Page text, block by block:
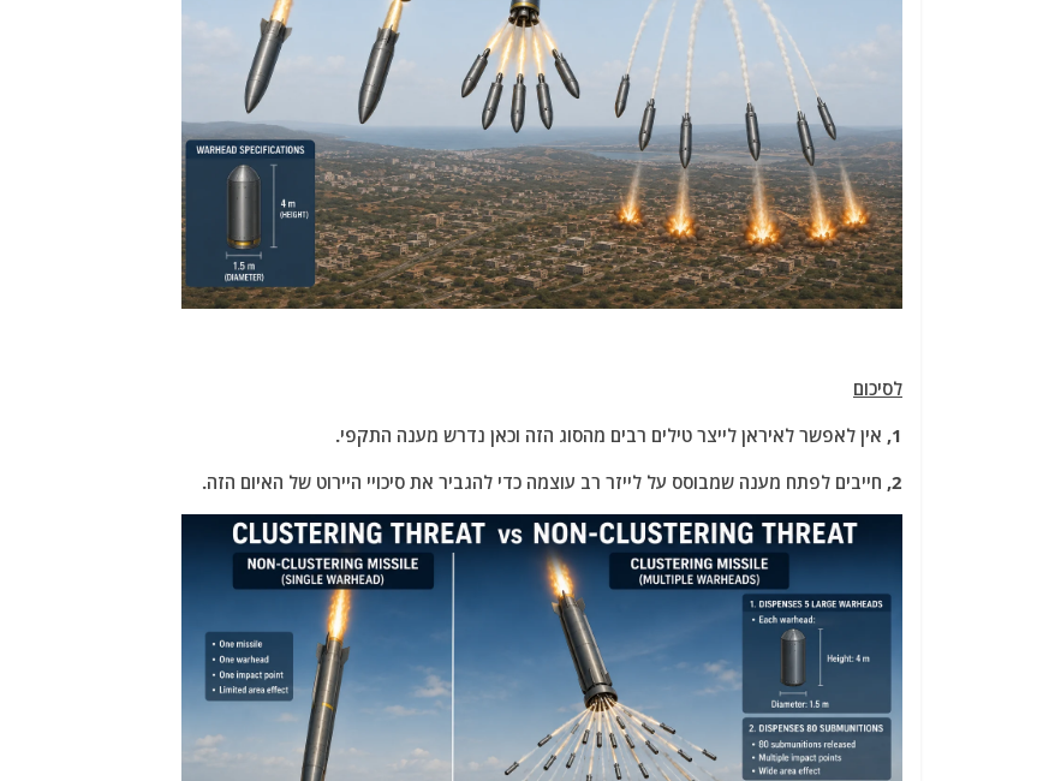
לסיכום
1, אין לאפשר לאיראן לייצר טילים רבים מהסוג הזה וכאן נדרש מענה התקפי.
2, חייבים לפתח מענה שמבוסס על לייזר רב עוצמה כדי להגביר את סיכויי היירוט של האיום הזה.